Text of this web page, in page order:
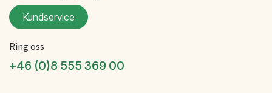
Kundservice
Ring oss
+46 (0)8 555 369 00